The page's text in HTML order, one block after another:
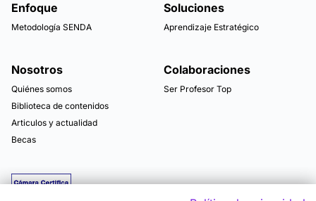
Enfoque
Metodología SENDA
Soluciones
Aprendizaje Estratégico
Nosotros
Quiénes somos
Biblioteca de contenidos
Articulos y actualidad
Becas
Colaboraciones
Ser Profesor Top